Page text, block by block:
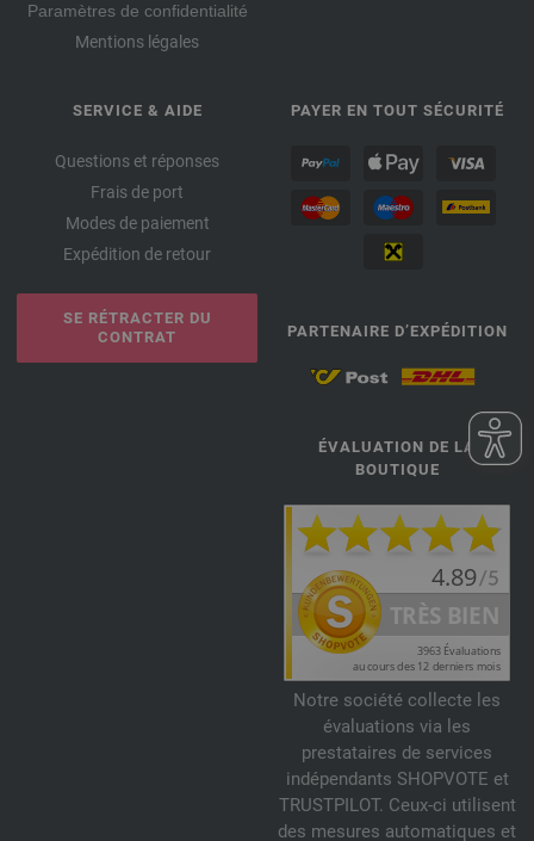
Paramètres de confidentialité
Mentions légales
SERVICE & AIDE
Questions et réponses
Frais de port
Modes de paiement
Expédition de retour
SE RÉTRACTER DU
CONTRAT
PAYER EN TOUT SÉCURITÉ
PARTENAIRE D’EXPÉDITION
ÉVALUATION DE LA
BOUTIQUE
Notre société collecte les
évaluations via les
prestataires de services
indépendants SHOPVOTE et
TRUSTPILOT. Ceux-ci utilisent
des mesures automatiques et